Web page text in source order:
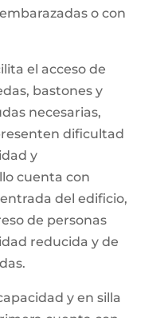
o con
el acceso de
bastones y
necesarias,
dificultad
y
cuenta con
del edificio,
de personas
reducida y de
y en silla